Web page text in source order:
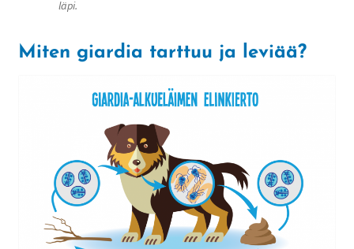
läpi.
Miten giardia tarttuu ja leviää?